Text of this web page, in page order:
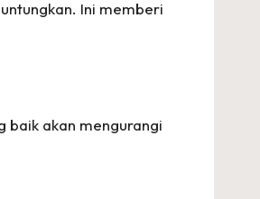
Ini memberi
baik akan mengurangi